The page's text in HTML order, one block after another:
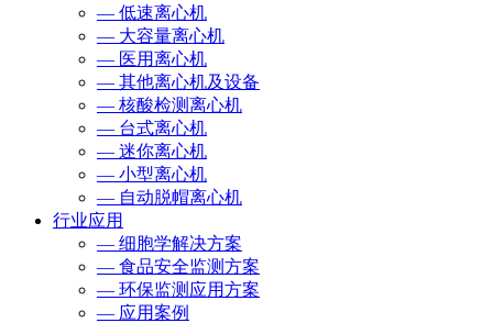
— 低速离心机
— 大容量离心机
— 医用离心机
— 其他离心机及设备
— 核酸检测离心机
— 台式离心机
— 迷你离心机
— 小型离心机
— 自动脱帽离心机
行业应用
— 细胞学解决方案
— 食品安全监测方案
— 环保监测应用方案
— 应用案例